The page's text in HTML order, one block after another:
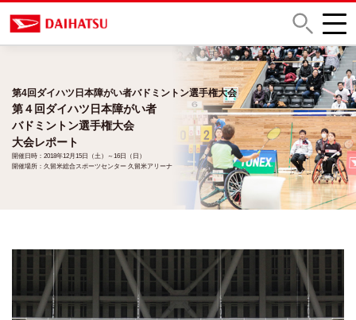
第4回ダイハツ日本障がい者バドミントン選手権大会
第４回ダイハツ日本障がい者
バドミントン選手権大会
大会レポート
開催日時：2018年12月15日（土）～16日（日）
開催場所：久留米総合スポーツセンター 久留米アリーナ